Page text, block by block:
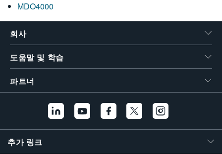
MDO4000
회사
도움말 및 학습
파트너
추가 링크